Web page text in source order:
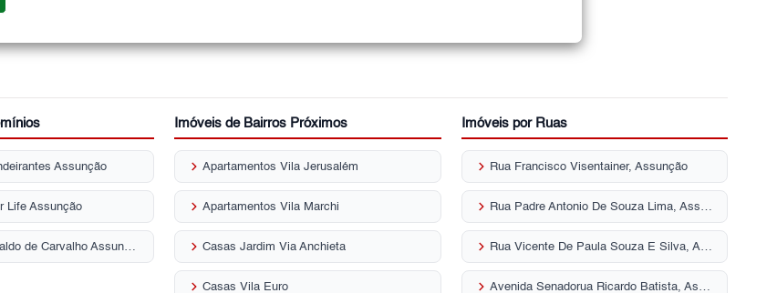
Assunção
Life Assunção
Condomínio Arnaldo de Carvalho Assunção
Imóveis de Bairros Próximos
keyboard_arrow_right Apartamentos Vila Jerusalém
keyboard_arrow_right Apartamentos Vila Marchi
keyboard_arrow_right Casas Jardim Via Anchieta
keyboard_arrow_right Casas Vila Euro
Imóveis por Ruas
keyboard_arrow_right Rua Francisco Visentainer, Assunção
keyboard_arrow_right Rua Padre Antonio De Souza Lima, Assunção
keyboard_arrow_right Rua Vicente De Paula Souza E Silva, Assunção
keyboard_arrow_right Avenida Senadorua Ricardo Batista, Assunção